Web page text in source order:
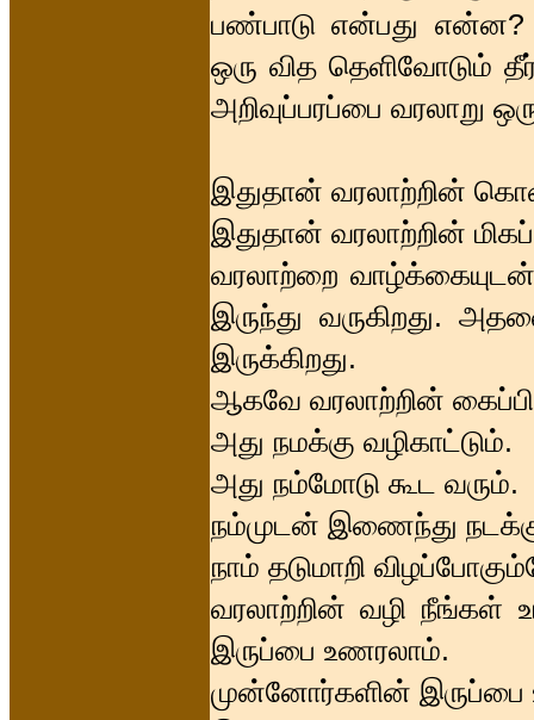
பண்பாடு என்பது என்ன?
ஒரு வித தெளிவோடும்
அறிவுப்பரப்பை வரலாறு
இதுதான் வரலாற்றின்
இதுதான் வரலாற்றின்
வரலாற்றை வாழ்க்கையுடன்
இருந்து வருகிறது.
இருக்கிறது.
ஆகவே வரலாற்றின்
அது நமக்கு வழிகாட்டும்.
அது நம்மோடு கூட வரும்.
நம்முடன் இணைந்து
நாம் தடுமாறி
வரலாற்றின் வழி நீங்கள்
இருப்பை உணரலாம்.
முன்னோர்களின் இருப்பை